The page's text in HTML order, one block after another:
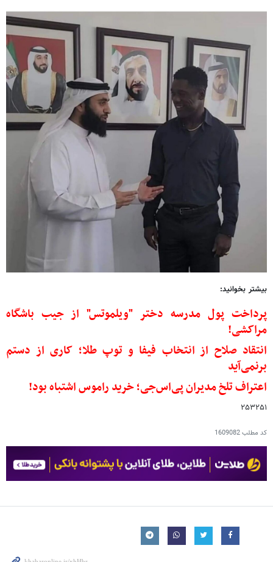
بیشتر بخوانید:
پرداخت پول مدرسه دختر "ویلموتس" از جیب باشگاه
مراکشی!
انتقاد صلاح از انتخاب فیفا و توپ طلا؛ کاری از دستم
برنمی‌آید
اعتراف تلخ مدیران پی‌اس‌جی؛ خرید راموس اشتباه بود!
۲۵۳۲۵۱
کد مطلب1609082